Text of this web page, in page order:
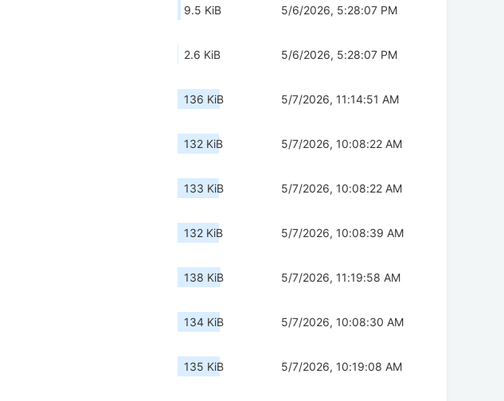
9.5 KiB 5/6/2026, 5:28:07 PM
2.6 KiB 5/6/2026, 5:28:07 PM
136 KiB 5/7/2026, 11:14:51 AM
132 KiB 5/7/2026, 10:08:22 AM
133 KiB 5/7/2026, 10:08:22 AM
132 KiB 5/7/2026, 10:08:39 AM
138 KiB 5/7/2026, 11:19:58 AM
134 KiB 5/7/2026, 10:08:30 AM
135 KiB 5/7/2026, 10:19:08 AM